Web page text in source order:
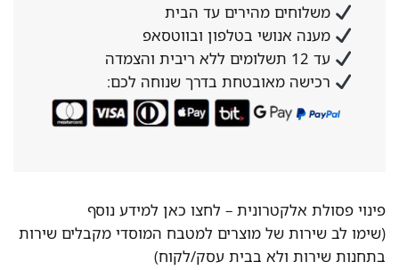
משלוחים מהירים עד הבית
מענה אנושי בטלפון ובווטסאפ
עד 12 תשלומים ללא ריבית והצמדה
רכישה מאובטחת בדרך שנוחה לכם:
פינוי פסולת אלקטרונית –לחצו כאן למידע נוסף
(שימו לב שירות של מוצרים למטבח המוסדי מקבלים שירות
בתחנות שירות ולא בבית עסק/לקוח)